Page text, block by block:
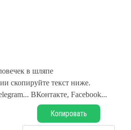
в шляпе
скопируйте текст ниже.
ВКонтакте, Facebook...
Копировать